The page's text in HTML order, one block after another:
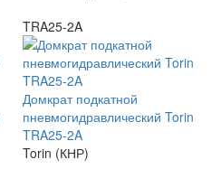
TRA25-2A
Домкрат подкатной
пневмогидравлический Torin
TRA25-2A
Torin (КНР)